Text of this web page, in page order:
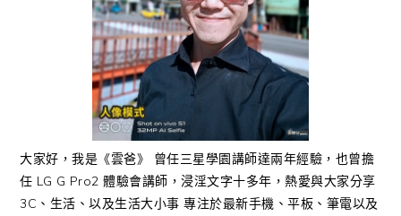
大家好，我是《雲爸》 曾任三星學園講師達兩年經驗，也曾擔
任 LG G Pro2 體驗會講師，浸淫文字十多年，熱愛與大家分享
3C、生活、以及生活大小事 專注於最新手機、平板、筆電以及